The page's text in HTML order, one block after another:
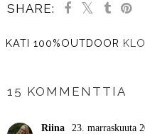
SHARE:
KATI 100%OUTDOOR KLO
15 KOMMENTTIA
Riina
23. marraskuuta